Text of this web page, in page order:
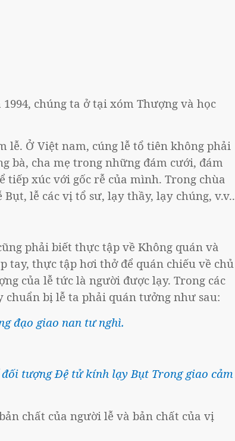
chúng ta ở tại xóm Thượng và học
lễ. Ở Việt nam, cúng lễ tổ tiên không phải
bà, cha mẹ trong những đám cưới, đám
tiếp xúc với gốc rễ của mình. Trong chùa
lễ các vị tổ sư, lạy thầy, lạy chúng, v.v..
phải biết thực tập về Không quán và
tay, thực tập hơi thở để quán chiếu về chủ
của lễ tức là người được lạy. Trong các
bị lễ ta phải quán tưởng như sau:
đạo giao nan tư nghì.
tượng Đệ tử kính lạy Bụt Trong giao cảm
chất của người lễ và bản chất của vị